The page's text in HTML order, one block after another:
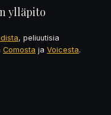
ylläpito
, peliuutisia
Comosta ja Voicesta.